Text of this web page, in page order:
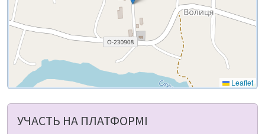
Leaflet
УЧАСТЬ НА ПЛАТФОРМІ